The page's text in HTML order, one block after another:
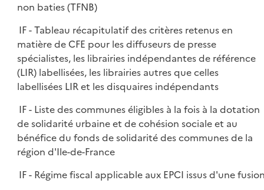
non baties (TFNB)
IF - Tableau récapitulatif des critères retenus en
matière de CFE pour les diffuseurs de presse
spécialistes, les librairies indépendantes de référence
(LIR) labellisées, les librairies autres que celles
labellisées LIR et les disquaires indépendants
IF - Liste des communes éligibles à la fois à la dotation
de solidarité urbaine et de cohésion sociale et au
bénéfice du fonds de solidarité des communes de la
région d'Ile-de-France
IF - Régime fiscal applicable aux EPCI issus d'une